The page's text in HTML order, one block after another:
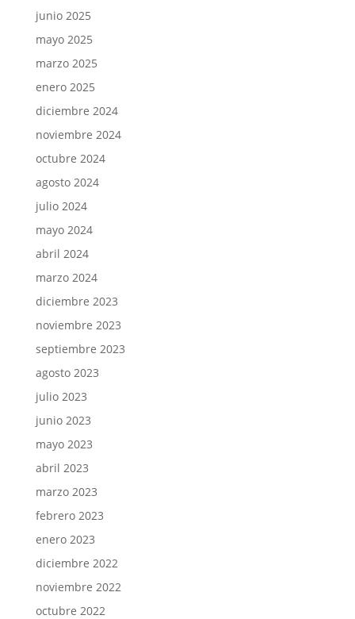
junio 2025
mayo 2025
marzo 2025
enero 2025
diciembre 2024
noviembre 2024
octubre 2024
agosto 2024
julio 2024
mayo 2024
abril 2024
marzo 2024
diciembre 2023
noviembre 2023
septiembre 2023
agosto 2023
julio 2023
junio 2023
mayo 2023
abril 2023
marzo 2023
febrero 2023
enero 2023
diciembre 2022
noviembre 2022
octubre 2022